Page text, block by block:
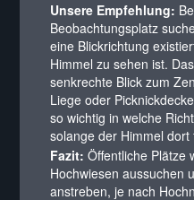
Unsere Empfehlung:
Beobachtungsplatz
eine Blickrichtung
Himmel zu sehen ist.
senkrechte Blick zum
Liege oder
so wichtig in welche
solange der Himmel
Fazit:Öffentliche Plätze
Hochwiesen aussuchen
anstreben, je nach